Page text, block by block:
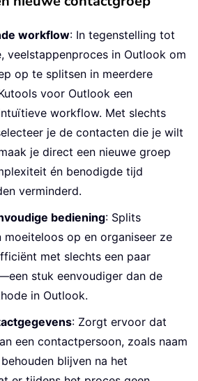
workflow: In tegenstelling tot
veelstappenproces in Outlook om
op te splitsen in meerdere
voor Outlook een
workflow. Met slechts
je de contacten die je wilt
je direct een nieuwe groep
én benodigde tijd
verminderd.
bediening: Splits
op en organiseer ze
met slechts een paar
stuk eenvoudiger dan de
in Outlook.
: Zorgt ervoor dat
een contactpersoon, zoals naam
blijven na het